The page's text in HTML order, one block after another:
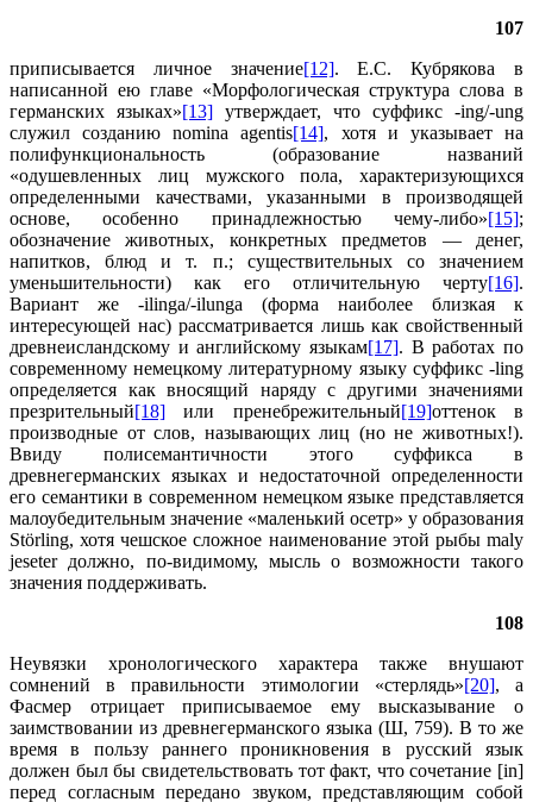
107
приписывается личное значение[12]. Е.С. Кубрякова в
написанной ею главе «Морфологическая структура слова в
германских языках»[13] утверждает, что суффикс -ing/-ung
служил созданию nomina agentis[14], хотя и указывает на
полифункциональность (образование названий
«одушевленных лиц мужского пола, характеризующихся
определенными качествами, указанными в производящей
основе, особенно принадлежностью чему-либо»[15];
обозначение животных, конкретных предметов — денег,
напитков, блюд и т. п.; существительных со значением
уменьшительности) как его отличительную черту[16].
Вариант же -ilinga/-ilunga (форма наиболее близкая к
интересующей нас) рассматривается лишь как свойственный
древнеисландскому и английскому языкам[17]. В работах по
современному немецкому литературному языку суффикс -ling
определяется как вносящий наряду с другими значениями
презрительный[18] или пренебрежительный[19]оттенок в
производные от слов, называющих лиц (но не животных!).
Ввиду полисемантичности этого суффикса в
древнегерманских языках и недостаточной определенности
его семантики в современном немецком языке представляется
малоубедительным значение «маленький осетр» у образования
Störling, хотя чешское сложное наименование этой рыбы maly
jeseter должно, по-видимому, мысль о возможности такого
значения поддерживать.
108
Неувязки хронологического характера также внушают
сомнений в правильности этимологии «стерлядь»[20], a
Фасмер отрицает приписываемое ему высказывание о
заимствовании из древнегерманского языка (Ш, 759). В то же
время в пользу раннего проникновения в русский язык
должен был бы свидетельствовать тот факт, что сочетание [in]
перед согласным передано звуком, представляющим собой